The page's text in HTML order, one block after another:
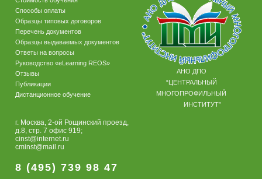
Способы оплаты
Образцы типовых договоров
Перечень документов
Образцы выдаваемых документов
Ответы на вопросы
Руководство «eLearning REOS»
Отзывы
Публикации
Дистанционное обучение
г. Москва, 2-ой Рощинский проезд,
д.8, стр. 7 офис 919;
cinst@internet.ru
cminst@mail.ru
8 (495) 739 98 47
АНО ДПО
“ЦЕНТРАЛЬНЫЙ
МНОГОПРОФИЛЬНЫЙ
ИНСТИТУТ”